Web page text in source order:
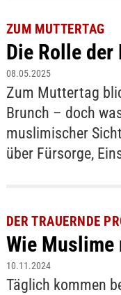
ZUM MUTTERTAG
Die Rolle
08.05.2025
Zum Muttertag
Brunch – doch
muslimischer
über Fürsorge,
DER TRAUERNDE
Wie Muslime
10.11.2024
Täglich kommen